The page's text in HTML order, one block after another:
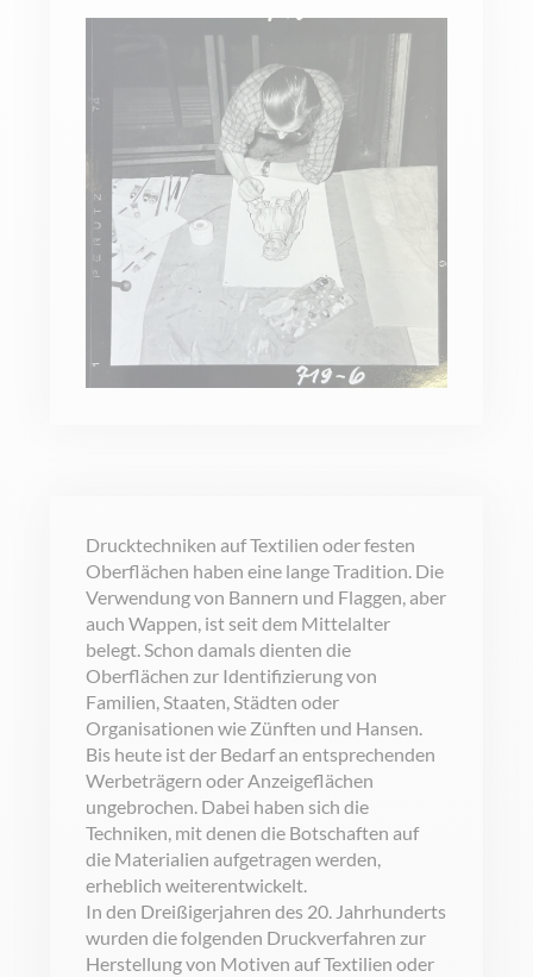
Drucktechniken auf Textilien oder festen
Oberflächen haben eine lange Tradition. Die
Verwendung von Bannern und Flaggen, aber
auch Wappen, ist seit dem Mittelalter
belegt. Schon damals dienten die
Oberflächen zur Identifizierung von
Familien, Staaten, Städten oder
Organisationen wie Zünften und Hansen.
Bis heute ist der Bedarf an entsprechenden
Werbeträgern oder Anzeigeflächen
ungebrochen. Dabei haben sich die
Techniken, mit denen die Botschaften auf
die Materialien aufgetragen werden,
erheblich weiterentwickelt.
In den Dreißigerjahren des 20. Jahrhunderts
wurden die folgenden Druckverfahren zur
Herstellung von Motiven auf Textilien oder